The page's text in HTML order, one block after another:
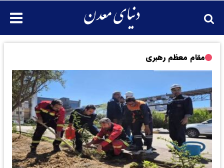
مقام معظم رهبری